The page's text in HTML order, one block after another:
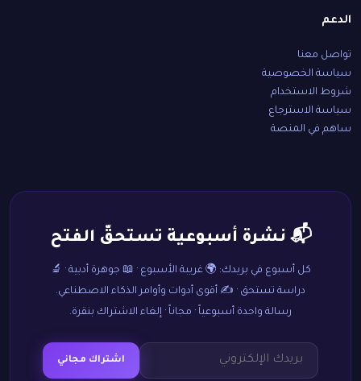
الدعم
تواصل معنا
سياسة الخصوصية
شروط الاستخدام
سياسة الاسترجاع
ساهم في المنصة
📬 نشرة أسبوعية تستحقّ الفتح
كل أسبوع في بريدك: 🌍 غريبة الأسبوع · 📖 جوهرة أدبية · 🔬
دراسة تستحق · ✍️ أقوى أدوات وأوامر الذكاء الاصطناعي.
رسالة واحدة أسبوعياً · مجاناً · إلغاء الاشتراك بنقرة.
اشتراك مجاني